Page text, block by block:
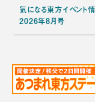
気になる東方イベント
2026年8月号